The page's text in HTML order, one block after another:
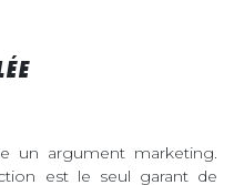
un argument marketing.
est le seul garant de